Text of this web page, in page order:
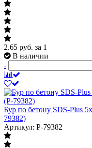
2.65 руб. за 1
В наличии
-
Бур по бетону SDS-Plus
79382)
Артикул: P-79382